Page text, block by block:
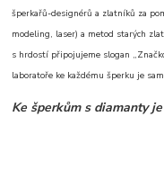
šperkařů-designérů a zlatníků za
modeling, laser) a metod starých
s hrdostí připojujeme slogan
laboratoře ke každému šperku je
Ke šperkům s diamanty